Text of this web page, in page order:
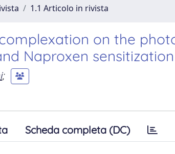
1.1 Articolo in rivista
on the
Naproxen sensitization
;
Scheda completa (DC)